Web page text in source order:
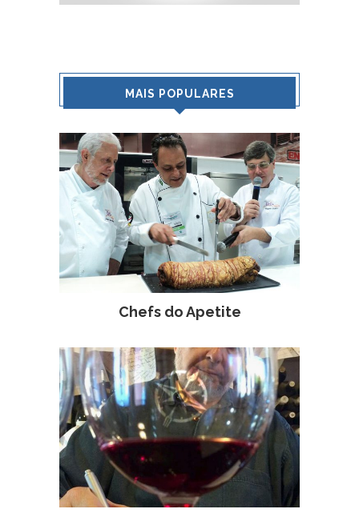
MAIS POPULARES
Chefs do Apetite